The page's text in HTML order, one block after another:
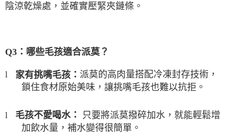
陰涼乾燥處，並確實壓緊夾鏈條。
Q3 ：哪些毛孩適合派莫？
l 家有挑嘴毛孩： 派莫的高肉量搭配冷凍封存技術，
鎖住食材原始美味，讓挑嘴毛孩也難以抗拒。
l 毛孩不愛喝水：
只要將派莫撥碎加水，就能輕鬆增
加飲水量，補水變得很簡單。